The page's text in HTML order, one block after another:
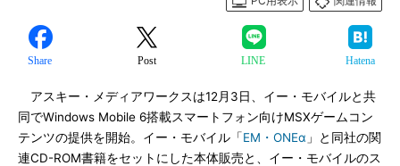
Share Post LINE Hatena
アスキー・メディアワークスは12月3日、イー・モバイルと共
同でWindows Mobile 6搭載スマートフォン向けMSXゲームコン
テンツの提供を開始。イー・モバイル「EM・ONEα 」と同社の関
連CD-ROM書籍をセットにした本体販売と、イー・モバイルのス